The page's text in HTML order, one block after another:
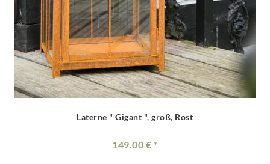
Laterne " Gigant ", groß, Rost
149.00 €